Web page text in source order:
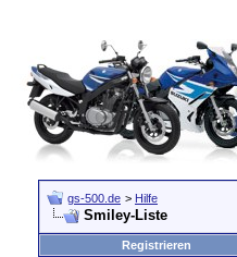
gs-500.de > Hilfe
Smiley-Liste
Registrieren